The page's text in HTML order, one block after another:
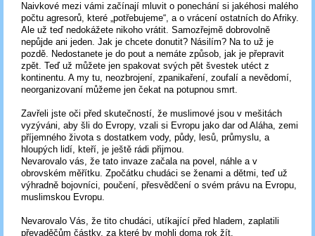
Naivkové mezi vámi začínají mluvit o ponechání si jakéhosi malého
počtu agresorů, které „potřebujeme“, a o vrácení ostatních do Afriky.
Ale už teď nedokážete nikoho vrátit. Samozřejmě dobrovolně
nepůjde ani jeden. Jak je chcete donutit? Násilím? Na to už je
pozdě. Nedostanete je do pout a nemáte způsob, jak je přepravit
zpět. Teď už můžete jen spakovat svých pět švestek utéct z
kontinentu. A my tu, neozbrojení, zpanikaření, zoufalí a nevědomí,
neorganizovaní můžeme jen čekat na potupnou smrt.
Zavřeli jste oči před skutečností, že muslimové jsou v mešitách
vyzýváni, aby šli do Evropy, vzali si Evropu jako dar od Aláha, zemi
příjemného života s dostatkem vody, půdy, lesů, průmyslu, a
hloupých lidí, kteří, je ještě rádi přijmou.
Nevarovalo vás, že tato invaze začala na povel, náhle a v
obrovském měřítku. Zpočátku chudáci se ženami a dětmi, teď už
výhradně bojovníci, poučení, přesvědčení o svém právu na Evropu,
muslimskou Evropu.
Nevarovalo Vás, že tito chudáci, utíkající před hladem, zaplatili
převaděčům částky, za které by mohli doma rok žít.